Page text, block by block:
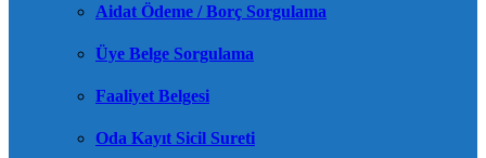
Aidat Ödeme / Borç Sorgulama
Üye Belge Sorgulama
Faaliyet Belgesi
Oda Kayıt Sicil Sureti